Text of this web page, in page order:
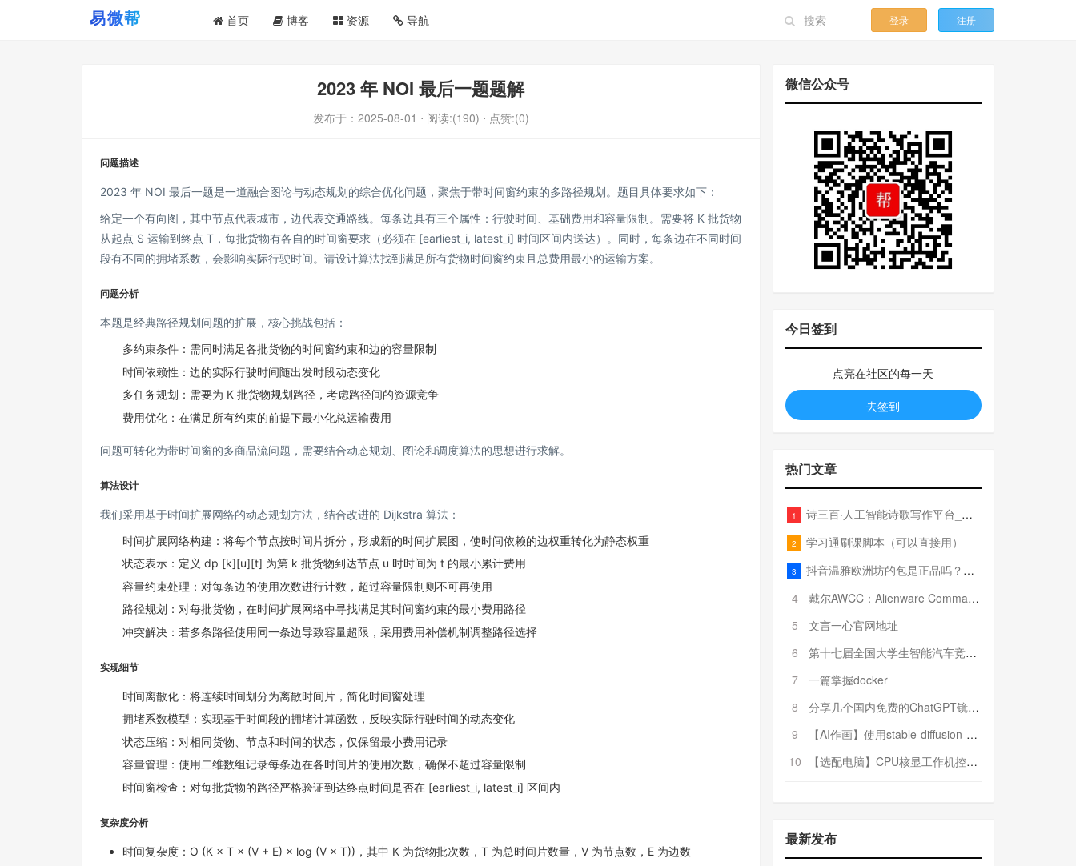
首页 博客 资源 导航 登录 注册
2023 年 NOI 最后一题题解
发布于： 2025-08-01 ⋅ 阅读:(190) ⋅ 点赞:(0)
问题描述
2023 年 NOI 最后一题是一道融合图论与动态规划的综合优化问题，聚焦于带时间窗约束的多路径规划。题目具体要求如下：
给定一个有向图，其中节点代表城市，边代表交通路线。每条边具有三个属性：行驶时间、基础费用和容量限制。需要将 K 批货物
从起点 S 运输到终点 T，每批货物有各自的时间窗要求（必须在 [earliest_i, latest_i] 时间区间内送达）。同时，每条边在不同时间
段有不同的拥堵系数，会影响实际行驶时间。请设计算法找到满足所有货物时间窗约束且总费用最小的运输方案。
问题分析
本题是经典路径规划问题的扩展，核心挑战包括：
多约束条件：需同时满足各批货物的时间窗约束和边的容量限制
时间依赖性：边的实际行驶时间随出发时段动态变化
多任务规划：需要为 K 批货物规划路径，考虑路径间的资源竞争
费用优化：在满足所有约束的前提下最小化总运输费用
问题可转化为带时间窗的多商品流问题，需要结合动态规划、图论和调度算法的思想进行求解。
算法设计
我们采用基于时间扩展网络的动态规划方法，结合改进的 Dijkstra 算法：
时间扩展网络构建：将每个节点按时间片拆分，形成新的时间扩展图，使时间依赖的边权重转化为静态权重
状态表示：定义 dp [k][u][t] 为第 k 批货物到达节点 u 时时间为 t 的最小累计费用
容量约束处理：对每条边的使用次数进行计数，超过容量限制则不可再使用
路径规划：对每批货物，在时间扩展网络中寻找满足其时间窗约束的最小费用路径
冲突解决：若多条路径使用同一条边导致容量超限，采用费用补偿机制调整路径选择
实现细节
时间离散化：将连续时间划分为离散时间片，简化时间窗处理
拥堵系数模型：实现基于时间段的拥堵计算函数，反映实际行驶时间的动态变化
状态压缩：对相同货物、节点和时间的状态，仅保留最小费用记录
容量管理：使用二维数组记录每条边在各时间片的使用次数，确保不超过容量限制
时间窗检查：对每批货物的路径严格验证到达终点时间是否在 [earliest_i, latest_i] 区间内
复杂度分析
时间复杂度：O (K × T × (V + E) × log (V × T))，其中 K 为货物批次数，T 为总时间片数量，V 为节点数，E 为边数
微信公众号
今日签到
点亮在社区的每一天
去签到
热门文章
1 诗三百·人工智能诗歌写作平台_在线作诗机_藏头诗生成器_电脑对联_姓名作诗
2 学习通刷课脚本（可以直接用）
3
抖音温雅欧洲坊的包是正品吗？温雅卖的包为啥那么便宜？
4
戴尔AWCC：Alienware Command Center 故障排除方法，里面附有超全详解呦，快来快来，欢迎观看~
5
文言一心官网地址
6
第十七届全国大学生智能汽车竞赛全国总决赛参赛队伍奖项公告
7
一篇掌握docker
8
分享几个国内免费的ChatGPT镜像网址(亲测有效-4月25日更新)
9
【AI作画】使用stable-diffusion-webui搭建AI作画平台
10
【选配电脑】CPU核显工作机控制预算5000
最新发布